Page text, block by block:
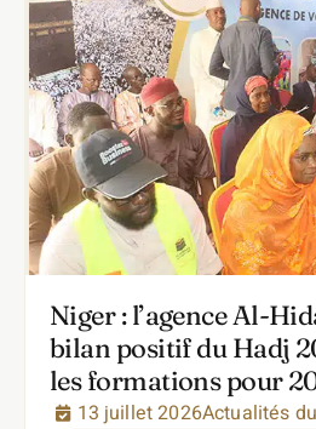
Niger : l’agence Al-
bilan positif du Hadj
les formations pour
13 juillet 2026Actualités